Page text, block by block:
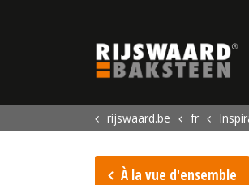
rijswaard.be fr
À la vue d'ensemble